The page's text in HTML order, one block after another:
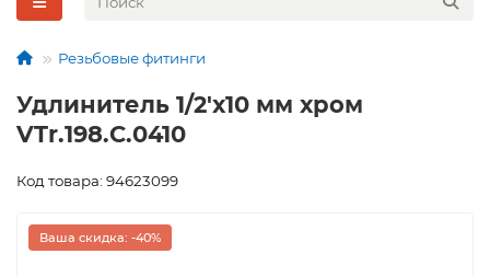
Резьбовые фитинги
Удлинитель 1/2'х10 мм хром
VTr.198.C.0410
Код товара: 94623099
Ваша скидка: -40%